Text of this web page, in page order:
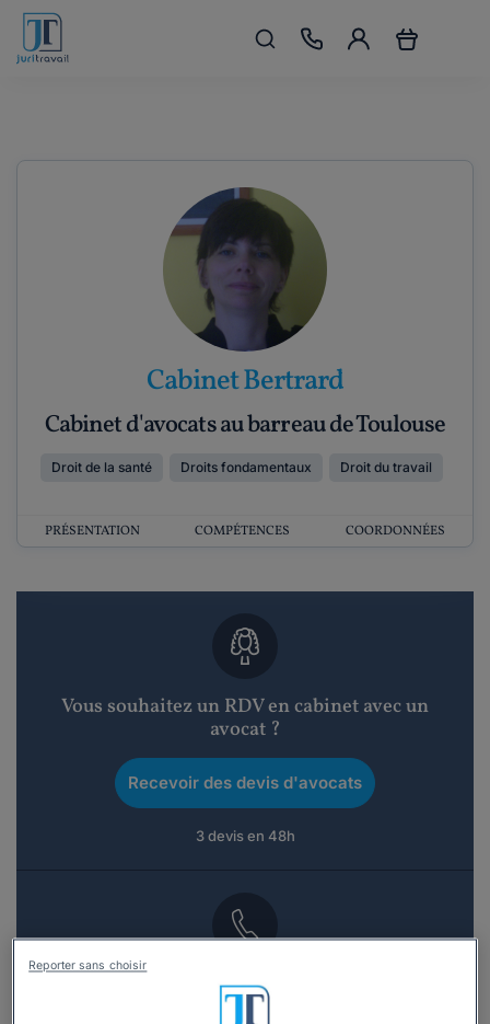
Cabinet Bertrard
Cabinet d'avocats au barreau de Toulouse
Droit de la santé Droits fondamentaux Droit du travail
PRÉSENTATION COMPÉTENCES COORDONNÉES
Vous souhaitez un RDV en cabinet avec un
avocat ?
Recevoir des devis d'avocats
3 devis en 48h
Vous souhaitez une consultation par
téléphone ?
Reporter sans choisir